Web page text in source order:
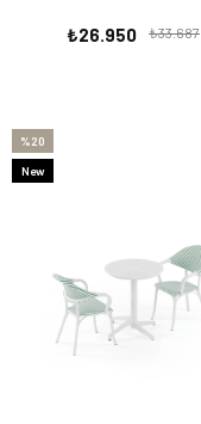
₺26.950 ₺33.687
%20
New